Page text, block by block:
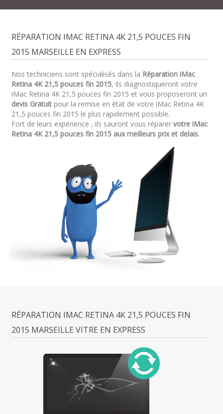
RÉPARATION IMAC RETINA 4K 21,5 POUCES FIN
2015 MARSEILLE EN EXPRESS
Nos techniciens sont spécialisés dans la Réparation iMac
Retina 4K 21,5 pouces fin 2015, ils diagnostiqueront votre
iMac Retina 4K 21,5 pouces fin 2015 et vous proposeront un
devis Gratuitpour la remise en état de votre iMac Retina 4K
21,5 pouces fin 2015 le plus rapidement possible.
Fort de leurs expérience , ils sauront vous réparer votre iMac
Retina 4K 21,5 pouces fin 2015 aux meilleurs prix et delais.
RÉPARATION IMAC RETINA 4K 21,5 POUCES FIN
2015 MARSEILLE VITRE EN EXPRESS